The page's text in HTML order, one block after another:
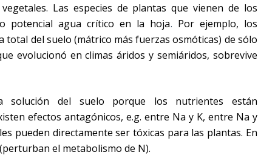
Las especies de plantas que vienen de los
potencial agua crítico en la hoja. Por ejemplo, los
del suelo (mátrico más fuerzas osmóticas) de sólo
evolucionó en climas áridos y semiáridos, sobrevive
del suelo porque los nutrientes están
efectos antagónicos, e.g. entre Na y K, entre Na y
pueden directamente ser tóxicas para las plantas. En
el metabolismo de N).